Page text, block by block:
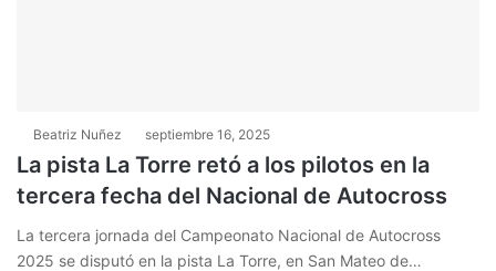
Beatriz Nuñez septiembre 16, 2025
La pista La Torre retó a los pilotos en la
tercera fecha del Nacional de Autocross
La tercera jornada del Campeonato Nacional de Autocross
2025 se disputó en la pista La Torre, en San Mateo de…